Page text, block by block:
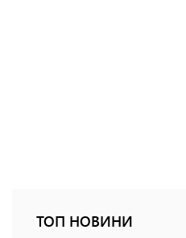
ТОП НОВИНИ